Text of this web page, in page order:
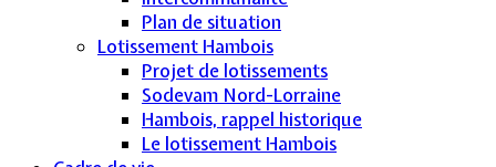
Plan de situation
Lotissement Hambois
Projet de lotissements
Sodevam Nord-Lorraine
Hambois, rappel historique
Le lotissement Hambois